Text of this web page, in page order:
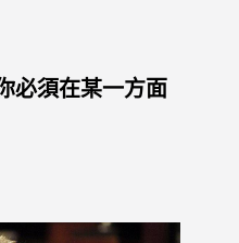
必須在某一方面